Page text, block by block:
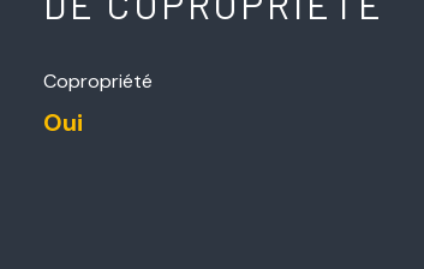
Copropriété
Oui